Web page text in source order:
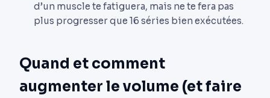
d’un muscle te fatiguera, mais ne te fera pas
plus progresser que 16 séries bien exécutées.
Quand et comment
augmenter le volume (et faire